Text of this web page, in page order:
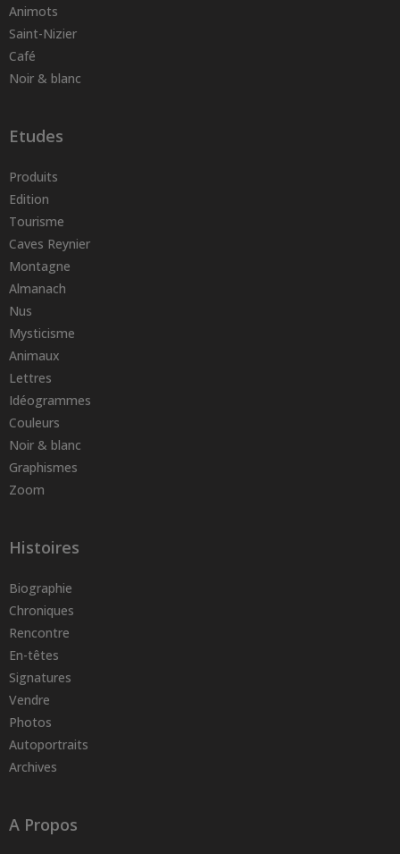
Animots
Saint-Nizier
Café
Noir & blanc
Etudes
Produits
Edition
Tourisme
Caves Reynier
Montagne
Almanach
Nus
Mysticisme
Animaux
Lettres
Idéogrammes
Couleurs
Noir & blanc
Graphismes
Zoom
Histoires
Biographie
Chroniques
Rencontre
En-têtes
Signatures
Vendre
Photos
Autoportraits
Archives
A Propos